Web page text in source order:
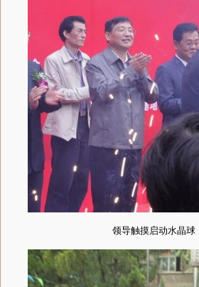
领导触摸启动水晶球